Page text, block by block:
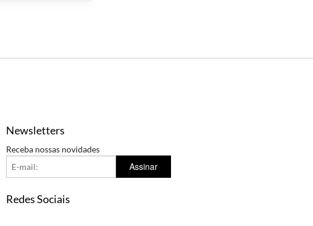
Newsletters
Receba nossas novidades
Assinar
Redes Sociais